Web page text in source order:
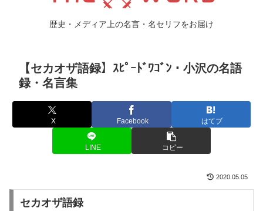
歴史・メディア上の名言・名セリフをお届け
【セカオザ語録】ｽﾋﾟｰﾄﾞﾜｺﾞﾝ・小沢の名語
録・名言集
X Facebook はてブ
LINE コピー
2020.05.05
セカオザ語録